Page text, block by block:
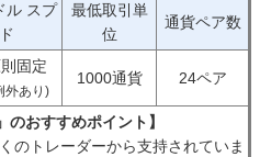
ル スプ
最低取引単
位
通貨ペア数
固定
外あり)
1000通貨 24ペア
のおすすめポイント】
のトレーダーから支持されていま